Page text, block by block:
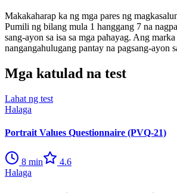
Makakaharap ka ng mga pares ng
Pumili ng bilang mula 1 hanggang 7 na
sang-ayon sa isa sa mga pahayag. Ang
nangangahulugang pantay na pagsang-ayon
Mga katulad na test
Lahat ng test
Halaga
Portrait Values Questionnaire (PVQ-21)
8 min
4.6
Halaga